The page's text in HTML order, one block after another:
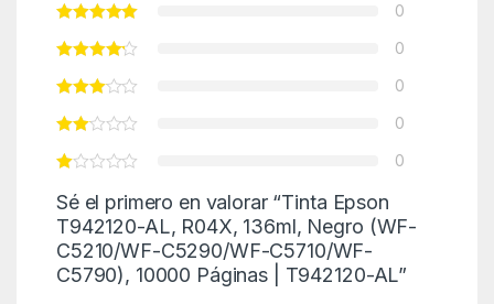
0
0
0
0
0
Sé el primero en valorar “Tinta Epson
T942120-AL, R04X, 136ml, Negro (WF-
C5210/WF-C5290/WF-C5710/WF-
C5790), 10000 Páginas | T942120-AL”